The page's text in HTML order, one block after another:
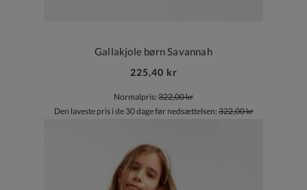
Gallakjole børn Savannah
225,40 kr
Normalpris: 322,00 kr
Den laveste pris i de 30 dage før nedsættelsen:322,00 kr